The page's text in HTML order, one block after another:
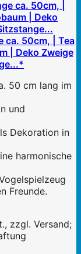
ca. 50cm, | Tea
| Deko Zweige
50 cm lang im
und
Dekoration in
harmonische
Freunde.
zzgl. Versand;